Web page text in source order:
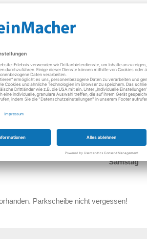
Donnerstag
Freitag
Samstag
Parkscheibe nicht vergessen!